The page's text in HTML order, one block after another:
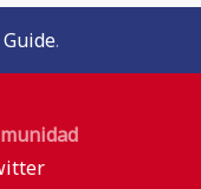
.